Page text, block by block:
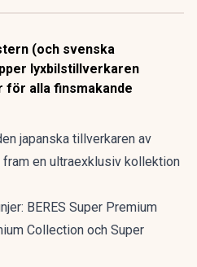
(och svenska
lyxbilstillverkaren
för alla finsmakande
japanska tillverkaren av
fram en ultraexklusiv kollektion
BERES Super Premium
Collection och Super